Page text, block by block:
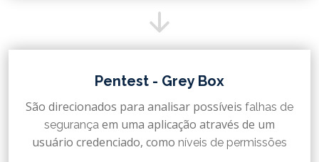
Pentest - Grey Box
São direcionados para analisar possíveis falhas de
segurança em uma aplicação através de um
usuário credenciado, como níveis de permissões